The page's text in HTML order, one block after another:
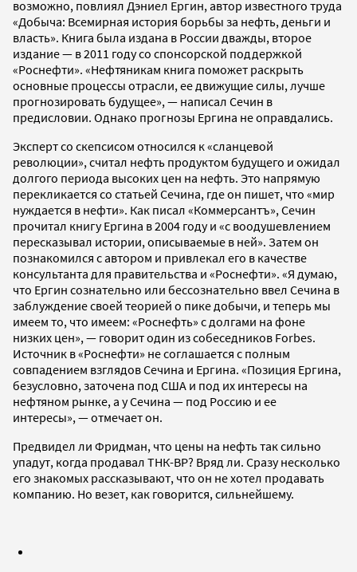
возможно, повлиял Дэниел Ергин, автор известного труда
«Добыча: Всемирная история борьбы за нефть, деньги и
власть». Книга была издана в России дважды, второе
издание — в 2011 году со спонсорской поддержкой
«Роснефти». «Нефтяникам книга поможет раскрыть
основные процессы отрасли, ее движущие силы, лучше
прогнозировать будущее», — написал Сечин в
предисловии. Однако прогнозы Ергина не оправдались.
Эксперт со скепсисом относился к «сланцевой
революции», считал нефть продуктом будущего и ожидал
долгого периода высоких цен на нефть. Это напрямую
перекликается со статьей Сечина, где он пишет, что «мир
нуждается в нефти». Как писал «Коммерсантъ», Сечин
прочитал книгу Ергина в 2004 году и «с воодушевлением
пересказывал истории, описываемые в ней». Затем он
познакомился с автором и привлекал его в качестве
консультанта для правительства и «Роснефти». «Я думаю,
что Ергин сознательно или бессознательно ввел Сечина в
заблуждение своей теорией о пике добычи, и теперь мы
имеем то, что имеем: «Роснефть» с долгами на фоне
низких цен», — говорит один из собеседников Forbes.
Источник в «Роснефти» не соглашается с полным
совпадением взглядов Сечина и Ергина. «Позиция Ергина,
безусловно, заточена под США и под их интересы на
нефтяном рынке, а у Сечина — под Россию и ее
интересы», — отмечает он.
Предвидел ли Фридман, что цены на нефть так сильно
упадут, когда продавал ТНК-ВР? Вряд ли. Сразу несколько
его знакомых рассказывают, что он не хотел продавать
компанию. Но везет, как говорится, сильнейшему.